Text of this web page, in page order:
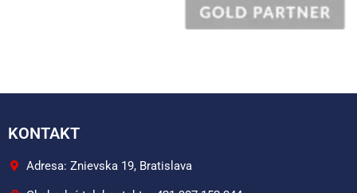
KONTAKT
Adresa: Znievska 19, Bratislava